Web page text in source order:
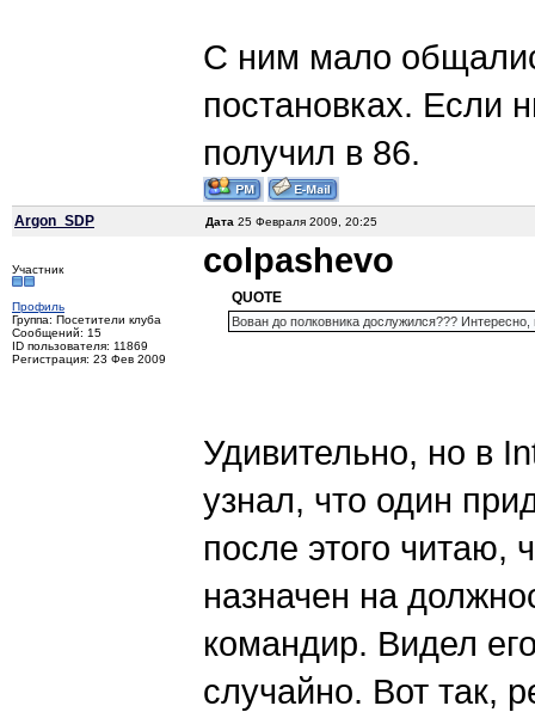
С ним мало
постановках. Если
получил в 86.
Argon_SDP Дата 25 Февраля 2009, 20:25
Участник
Профиль
Группа: Посетители клуба
Сообщений: 15
ID пользователя: 11869
Регистрация: 23 Фев 2009
colpashevo
QUOTE
Вован до полковника дослужился??? Интересно,
Удивительно, но в
узнал, что один
после этого читаю,
назначен на
командир. Видел
случайно. Вот так,